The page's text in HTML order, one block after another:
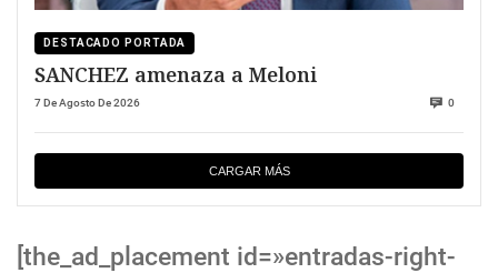
DESTACADO PORTADA
SANCHEZ amenaza a Meloni
7 De Agosto De 2026 0
CARGAR MÁS
[the_ad_placement id=»entradas-right-